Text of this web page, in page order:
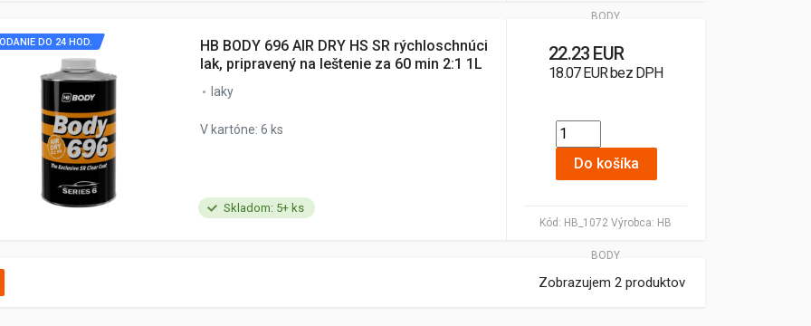
BODY
Skladom: 5+ ks
Kód: HB_1072 Výrobca: HB
BODY
DO 24 HOD.
HB BODY 696 AIR DRY HS SR rýchloschnúci
lak, pripravený na leštenie za 60 min 2:1 1L
laky
V kartóne: 6 ks
22.23 EUR
18.07 EUR bez DPH
Do košíka
Zobrazujem 2 produktov